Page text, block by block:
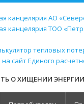
канцелярия АО
канцелярия ТОО
тепловых
сайт Единого
О ХИЩЕНИИ ЭНЕРГИИ